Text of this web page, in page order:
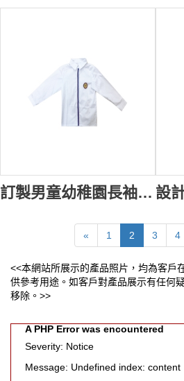
訂製男童幼稚園長袖裇衫 設計撞色彩色條 山景邨浸信會幼稚園 (SKEBK) 校服生產商 SU336
« 1 2 3 4
<<本網站所展示的產品照片，均為客戶
供參考用途。如客戶對產品展示有任何
移除。>>
A PHP Error was encountered
Severity: Notice
Message: Undefined index: content